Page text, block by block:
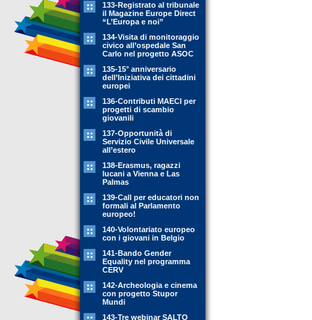
133-Registrato al tribunale
il Magazine Europe Direct
“L’Europa e noi”
134-Visita di monitoraggio
civico all’ospedale San
Carlo nel progetto ASOC
135-15° anniversario
dell’Iniziativa dei cittadini
europei
136-Contributi MAECI per
progetti di scambio
giovanili
137-Opportunità di
Servizio Civile Universale
all’estero
138-Erasmus, ragazzi
lucani a Vienna e Las
Palmas
139-Call per educatori non
formali al Parlamento
europeo!
140-Volontariato europeo
con i giovani in Belgio
141-Bando Gender
Equality nel programma
CERV
142-Archeologia e cinema
con progetto Stupor
Mundi
143-Tre webinar SALTO